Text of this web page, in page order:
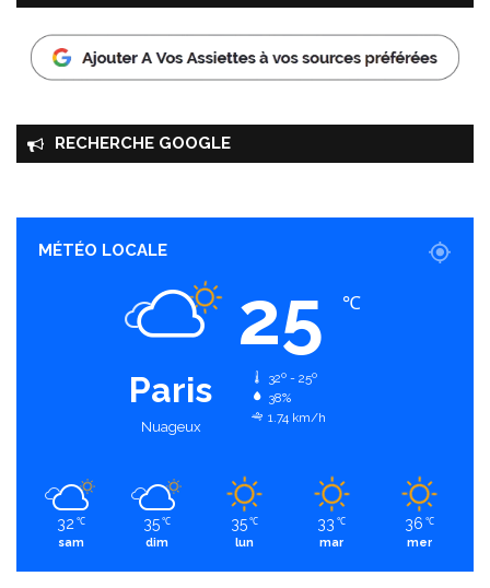
RECHERCHE GOOGLE
MÉTÉO LOCALE
Paris
Nuageux
25 ℃
32º - 25º
38%
1.74 km/h
32 ℃
sam
35 ℃
dim
35 ℃
lun
33 ℃
mar
36 ℃
mer